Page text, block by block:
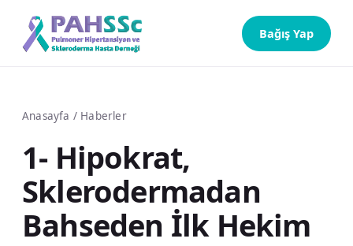
Bağış Yap
Anasayfa / Haberler
1- Hipokrat,
Sklerodermadan
Bahseden İlk Hekim